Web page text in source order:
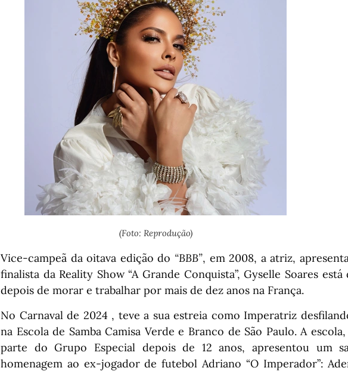
(Foto: Reprodução)
Vice-campeã da oitava edição do “BBB”, em 2008, a atriz,
finalista da Reality Show “A Grande Conquista”, Gyselle Soares
depois de morar e trabalhar por mais de dez anos na França.
No Carnaval de 2024 , teve a sua estreia como Imperatriz
na Escola de Samba Camisa Verde e Branco de São Paulo. A
parte do Grupo Especial depois de 12 anos, apresentou um
homenagem ao ex-jogador de futebol Adriano “O Imperador”: